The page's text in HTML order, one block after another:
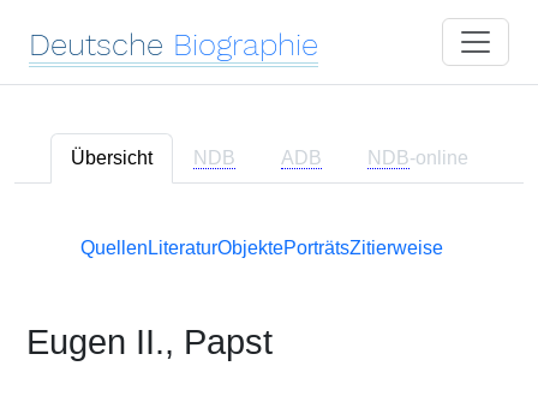
Deutsche Biographie
Übersicht NDB ADB NDB-online
Quellen LiteraturObjektePorträtsZitierweise
Eugen II., Papst